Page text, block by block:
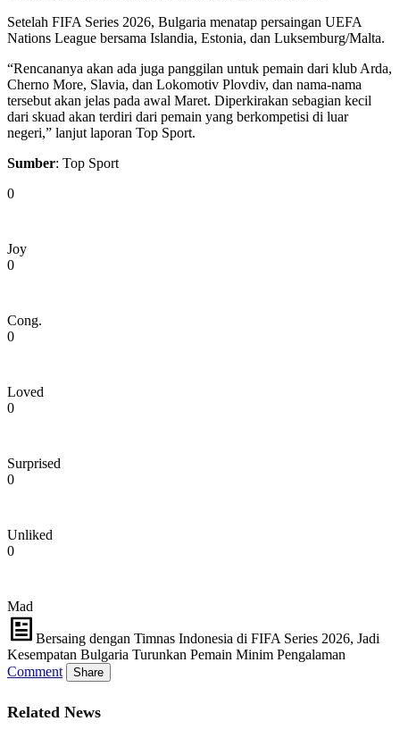
Setelah FIFA Series 2026, Bulgaria menatap persaingan UEFA
Nations League bersama Islandia, Estonia, dan Luksemburg/Malta.
“Rencananya akan ada juga panggilan untuk pemain dari klub Arda,
Cherno More, Slavia, dan Lokomotiv Plovdiv, dan nama-nama
tersebut akan jelas pada awal Maret. Diperkirakan sebagian kecil
dari skuad akan terdiri dari pemain yang berkompetisi di luar
negeri,” lanjut laporan Top Sport.
Sumber: Top Sport
0
Joy
0
Cong.
0
Loved
0
Surprised
0
Unliked
0
Mad
Bersaing dengan Timnas Indonesia di FIFA Series 2026, Jadi
Kesempatan Bulgaria Turunkan Pemain Minim Pengalaman
Comment
Share
Related News